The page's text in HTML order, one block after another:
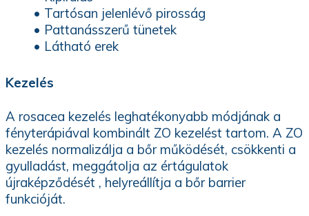
• Tartósan jelenlévő pirosság
• Pattanásszerű tünetek
• Látható erek
Kezelés
A rosacea kezelés leghatékonyabb módjának a
fényterápiával kombinált ZO kezelést tartom. A ZO
kezelés normalizálja a bőr működését, csökkenti a
gyulladást, meggátolja az értágulatok
újraképződését , helyreállítja a bőr barrier
funkcióját.